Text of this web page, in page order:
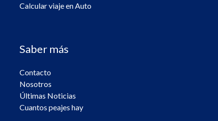
Calcular viaje en Auto
Saber más
Contacto
Nosotros
Últimas Noticias
Cuantos peajes hay